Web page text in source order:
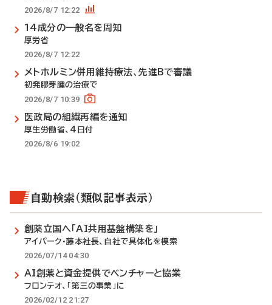
2026/8/7 12:22
14成分の一般名を周知
厚労省
2026/8/7 12:22
メトホルミン併用維持療法、先進Bで審議
初発膠芽腫の治療で
2026/8/7 10:39
医政局の組織再編を通知
厚生労働省、4日付
2026/8/6 19:02
自動検索（類似記事表示）
創薬立国へ「AI共用基盤構築を」
アイパーク・藤本社長、自社で具体化を模索
2026/07/14 04:30
AI創薬と資金提供でベンチャーと協業
フロンテオ、「第三の事業」に
2026/02/12 21:27